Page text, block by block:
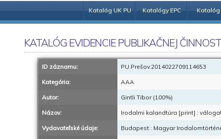
Katalóg UK PU Katalógy EPC Katalóg
KATALÓG EVIDENCIE PUBLIKAČNEJ
ID záznamu: PU.Prešov.2014022709114653
Kategória: AAA
Autor: Gintli Tibor (100%)
Názov: Irodalmi kalandtúra [print] :
Vydavateľské údaje: Budapest : Magyar